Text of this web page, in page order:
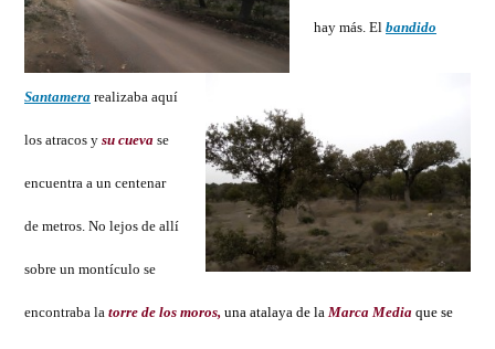
hay más. Elbandido
Santamerarealizaba aquí
los atracos ysu cuevase
encuentra a un centenar
de metros. No lejos de allí
sobre un montículo se
encontraba latorre de los moros,una atalaya de laMarca Mediaque se